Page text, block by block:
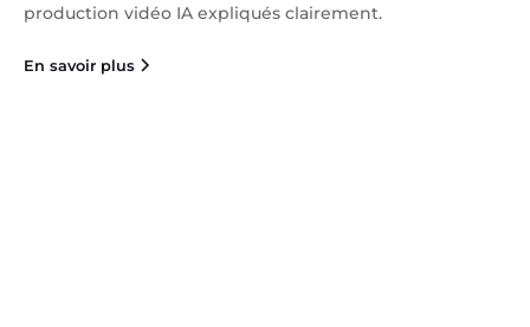
production vidéo IA expliqués clairement.
En savoir plus